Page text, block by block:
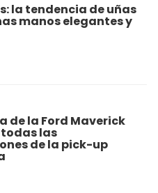
la tendencia de uñas
manos elegantes y
de la Ford Maverick
las
de la pick-up